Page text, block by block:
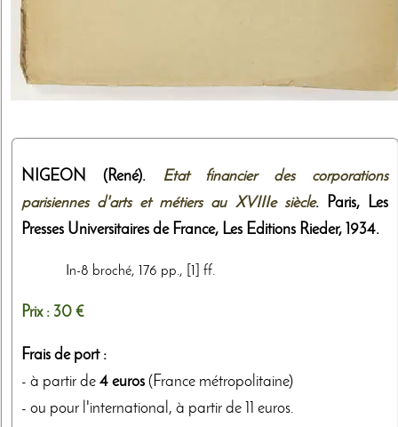
NIGEON (René). Etat financier des corporations
parisiennes d'arts et métiers au XVIIIe siècle. Paris,
Les
Presses Universitaires de France, Les Editions Rieder, 1934.
In-8 broché, 176 pp., [1] ff.
Prix : 30 €
Frais de port :
- à partir de 4 euros (France métropolitaine)
- ou pour l'international, à partir de 11 euros.